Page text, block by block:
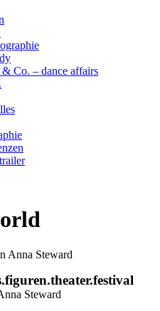
Co. – dance affairs
Steward